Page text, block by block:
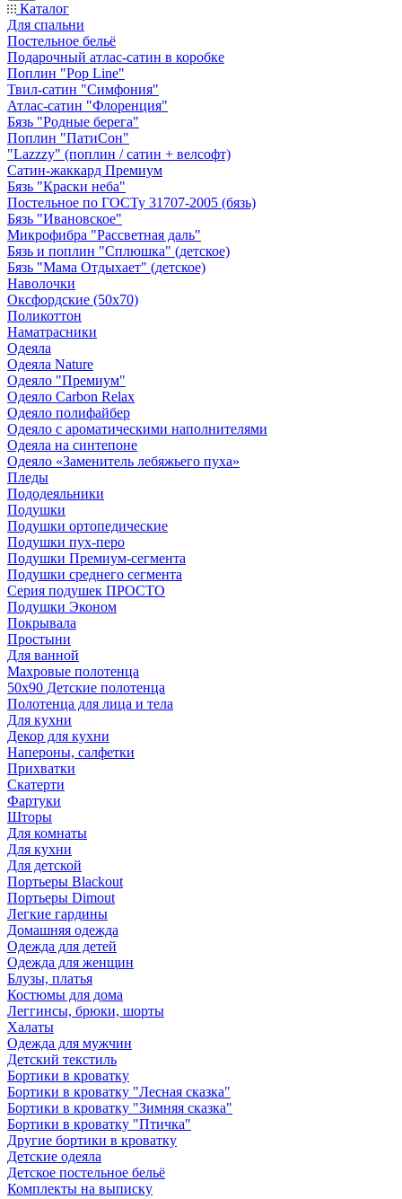
Каталог
Для спальни
Постельное бельё
Подарочный атлас-сатин в коробке
Поплин "Pop Line"
Твил-сатин "Симфония"
Атлас-сатин "Флоренция"
Бязь "Родные берега"
Поплин "ПатиСон"
"Lazzzy" (поплин / сатин + велсофт)
Сатин-жаккард Премиум
Бязь "Краски неба"
Постельное по ГОСТу 31707-2005 (бязь)
Бязь "Ивановское"
Микрофибра "Рассветная даль"
Бязь и поплин "Сплюшка" (детское)
Бязь "Мама Отдыхает" (детское)
Наволочки
Оксфордские (50х70)
Поликоттон
Наматрасники
Одеяла
Одеяла Nature
Одеяло "Премиум"
Одеяло Carbon Relax
Одеяло полифайбер
Одеяло с ароматическими наполнителями
Одеяла на синтепоне
Одеяло «Заменитель лебяжьего пуха»
Пледы
Пододеяльники
Подушки
Подушки ортопедические
Подушки пух-перо
Подушки Премиум-сегмента
Подушки среднего сегмента
Серия подушек ПРОСТО
Подушки Эконом
Покрывала
Простыни
Для ванной
Махровые полотенца
50х90 Детские полотенца
Полотенца для лица и тела
Для кухни
Декор для кухни
Напероны, салфетки
Прихватки
Скатерти
Фартуки
Шторы
Для комнаты
Для кухни
Для детской
Портьеры Blackout
Портьеры Dimout
Легкие гардины
Домашняя одежда
Одежда для детей
Одежда для женщин
Блузы, платья
Костюмы для дома
Леггинсы, брюки, шорты
Халаты
Одежда для мужчин
Детский текстиль
Бортики в кроватку
Бортики в кроватку "Лесная сказка"
Бортики в кроватку "Зимняя сказка"
Бортики в кроватку "Птичка"
Другие бортики в кроватку
Детские одеяла
Детское постельное бельё
Комплекты на выписку